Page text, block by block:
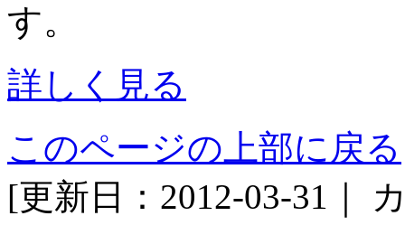
す。
詳しく見る
このページの上部に戻る
[更新日：2012-03-31｜